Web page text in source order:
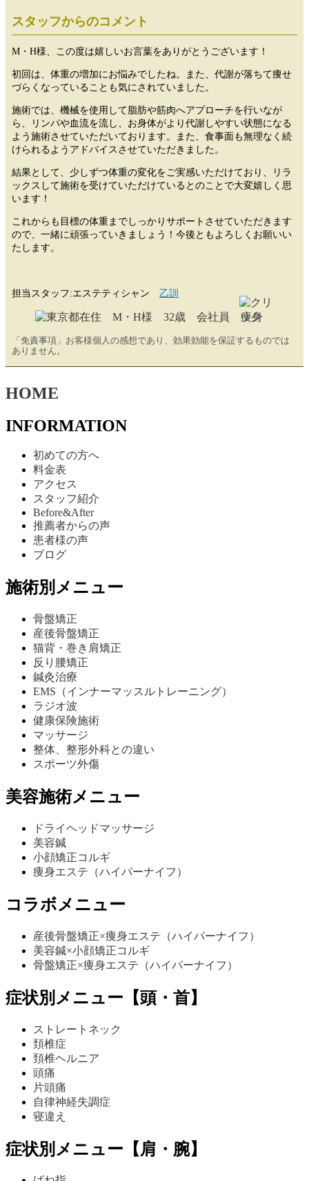
スタッフからのコメント
M・H様、この度は嬉しいお言葉をありがとうございます！
初回は、体重の増加にお悩みでしたね。また、代謝が落ちて痩せ
づらくなっていることも気にされていました。
施術では、機械を使用して脂肪や筋肉へアプローチを行いなが
ら、リンパや血流を流し、お身体がより代謝しやすい状態になる
よう施術させていただいております。また、食事面も無理なく続
けられるようアドバイスさせていただきました。
結果として、少しずつ体重の変化をご実感いただけており、リラ
ックスして施術を受けていただけているとのことで大変嬉しく思
います！
これからも目標の体重までしっかりサポートさせていただきます
ので、一緒に頑張っていきましょう！今後ともよろしくお願いい
たします。
担当スタッフ:エステティシャン 乙訓
「免責事項」お客様個人の感想であり、効果効能を保証するものでは
ありません。
HOME
INFORMATION
初めての方へ
料金表
アクセス
スタッフ紹介
Before&After
推薦者からの声
患者様の声
ブログ
施術別メニュー
骨盤矯正
産後骨盤矯正
猫背・巻き肩矯正
反り腰矯正
鍼灸治療
EMS（インナーマッスルトレーニング）
ラジオ波
健康保険施術
マッサージ
整体、整形外科との違い
スポーツ外傷
美容施術メニュー
ドライヘッドマッサージ
美容鍼
小顔矯正コルギ
痩身エステ（ハイパーナイフ）
コラボメニュー
産後骨盤矯正×痩身エステ（ハイパーナイフ）
美容鍼×小顔矯正コルギ
骨盤矯正×痩身エステ（ハイパーナイフ）
症状別メニュー【頭・首】
ストレートネック
頚椎症
頚椎ヘルニア
頭痛
片頭痛
自律神経失調症
寝違え
症状別メニュー【肩・腕】